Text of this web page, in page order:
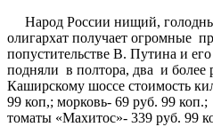
Народ России нищий,
олигархат получает огромные
попустительстве В. Путина и
подняли в полтора, два и более
Каширскому шоссе стоимость
99 коп,; морковь- 69 руб. 99
томаты «Махитос»- 339 руб. 99